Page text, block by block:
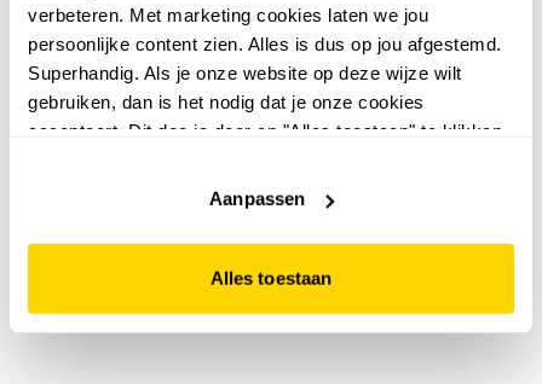
verbeteren. Met marketing cookies laten we jou
persoonlijke content zien. Alles is dus op jou afgestemd.
Superhandig. Als je onze website op deze wijze wilt
gebruiken, dan is het nodig dat je onze cookies
accepteert. Dit doe je door op "Alles toestaan" te klikken.
website niet optimaal functioneert.
Aanpassen
Alles toestaan